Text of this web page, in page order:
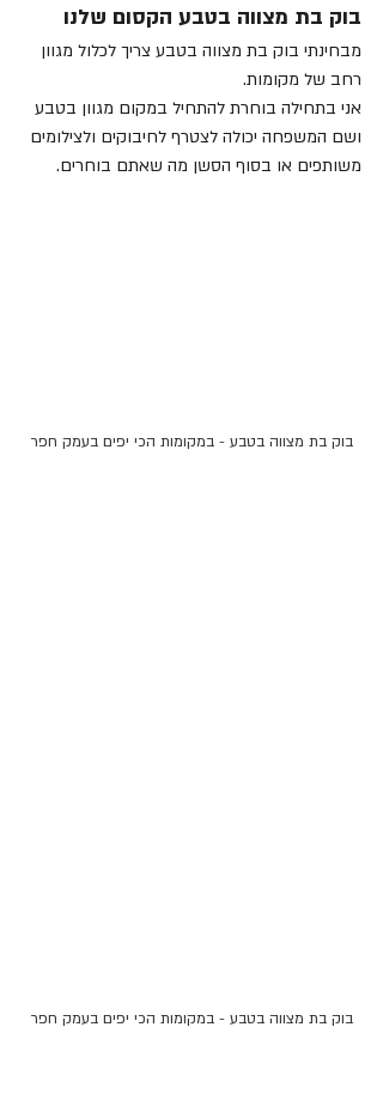
בוק בת מצווה בטבע הקסום שלנו
מבחינתי בוק בת מצווה בטבע צריך לכלול מגוון
רחב של מקומות.
אני בתחילה בוחרת להתחיל במקום מגוון בטבע
ושם המשפחה יכולה לצטרף לחיבוקים ולצילומים
משותפים או בסוף הסשן מה שאתם בוחרים.
בוק בת מצווה בטבע - במקומות הכי יפים בעמק חפר
בוק בת מצווה בטבע - במקומות הכי יפים בעמק חפר